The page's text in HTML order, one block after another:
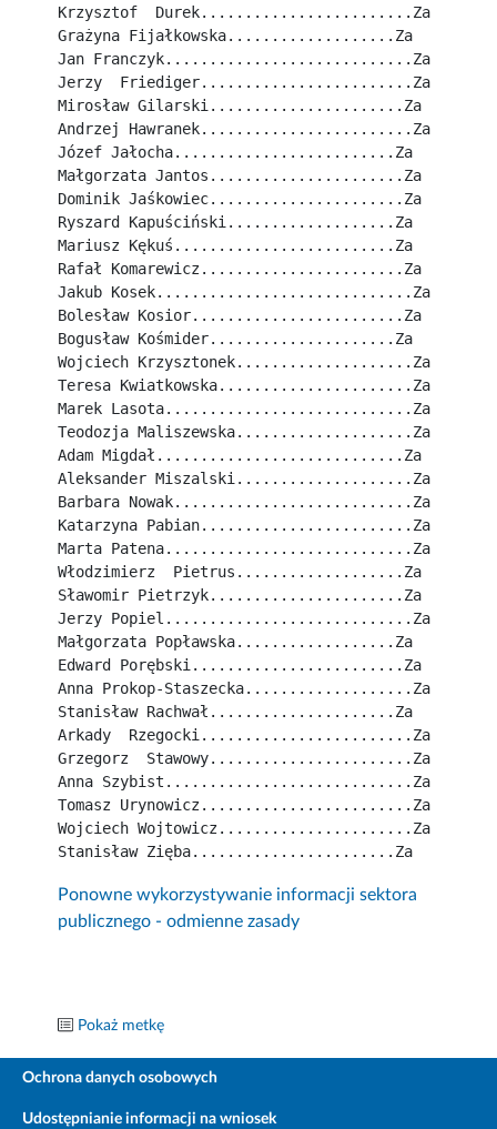
Krzysztof  Durek........................Za
Grażyna Fijałkowska...................Za
Jan Franczyk............................Za
Jerzy  Friediger........................Za
Mirosław Gilarski......................Za
Andrzej Hawranek........................Za
Józef Jałocha.........................Za
Małgorzata Jantos......................Za
Dominik Jaśkowiec......................Za
Ryszard Kapuściński...................Za
Mariusz Kękuś.........................Za
Rafał Komarewicz.......................Za
Jakub Kosek.............................Za
Bolesław Kosior........................Za
Bogusław Kośmider.....................Za
Wojciech Krzysztonek....................Za
Teresa Kwiatkowska......................Za
Marek Lasota............................Za
Teodozja Maliszewska....................Za
Adam Migdał............................Za
Aleksander Miszalski....................Za
Barbara Nowak...........................Za
Katarzyna Pabian........................Za
Marta Patena............................Za
Włodzimierz  Pietrus...................Za
Sławomir Pietrzyk......................Za
Jerzy Popiel............................Za
Małgorzata Popławska..................Za
Edward Porębski........................Za
Anna Prokop-Staszecka...................Za
Stanisław Rachwał.....................Za
Arkady  Rzegocki........................Za
Grzegorz  Stawowy.......................Za
Anna Szybist............................Za
Tomasz Urynowicz........................Za
Wojciech Wojtowicz......................Za
Stanisław Zięba.......................Za
Ponowne wykorzystywanie informacji sektora
publicznego - odmienne zasady
Pokaż metkę
Ochrona danych osobowych
Udostępnianie informacji na wniosek